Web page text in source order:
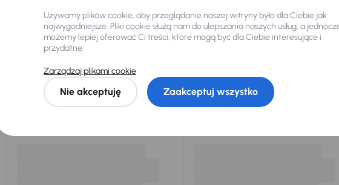
dla Ciebie
oferty. Kupimy dla Ciebie
Używamy plików cookie, aby przeglądanie naszej witryny było dla Ciebie jak
najwygodniejsze. Pliki cookie służą nam do ulepszania naszych usług, a
możemy lepiej oferować Ci treści, które mogą być dla Ciebie interesujące i
przydatne.
Zarządzaj plikami cookie
Nie akceptuję Zaakceptuj wszystko